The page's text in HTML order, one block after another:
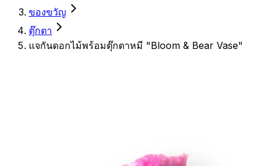
ของขวัญ
ตุ๊กตา
แจกันดอกไม้พร้อมตุ๊กตาหมี "Bloom & Bear Vase"